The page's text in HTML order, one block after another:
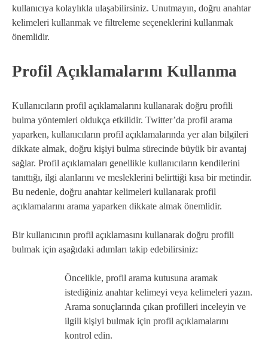
kullanıcıya kolaylıkla ulaşabilirsiniz. Unutmayın, doğru anahtar
kelimeleri kullanmak ve filtreleme seçeneklerini kullanmak
önemlidir.
Profil Açıklamalarını Kullanma
Kullanıcıların profil açıklamalarını kullanarak doğru profili
bulma yöntemleri oldukça etkilidir. Twitter’da profil arama
yaparken, kullanıcıların profil açıklamalarında yer alan bilgileri
dikkate almak, doğru kişiyi bulma sürecinde büyük bir avantaj
sağlar. Profil açıklamaları genellikle kullanıcıların kendilerini
tanıttığı, ilgi alanlarını ve mesleklerini belirttiği kısa bir metindir.
Bu nedenle, doğru anahtar kelimeleri kullanarak profil
açıklamalarını arama yaparken dikkate almak önemlidir.
Bir kullanıcının profil açıklamasını kullanarak doğru profili
bulmak için aşağıdaki adımları takip edebilirsiniz:
Öncelikle, profil arama kutusuna aramak
istediğiniz anahtar kelimeyi veya kelimeleri yazın.
Arama sonuçlarında çıkan profilleri inceleyin ve
ilgili kişiyi bulmak için profil açıklamalarını
kontrol edin.